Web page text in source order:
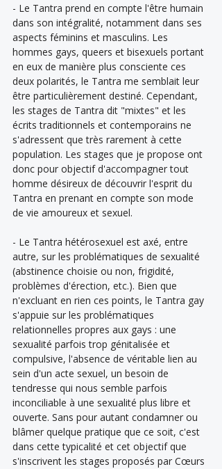
- Le Tantra prend en compte l'être humain
dans son intégralité, notamment dans ses
aspects féminins et masculins. Les
hommes gays, queers et bisexuels portant
en eux de manière plus consciente ces
deux polarités, le Tantra me semblait leur
être particulièrement destiné. Cependant,
les stages de Tantra dit "mixtes" et les
écrits traditionnels et contemporains ne
s'adressent que très rarement à cette
population. Les stages que je propose ont
donc pour objectif d'accompagner tout
homme désireux de découvrir l'esprit du
Tantra en prenant en compte son mode
de vie amoureux et sexuel.
- Le Tantra hétérosexuel est axé, entre
autre, sur les problématiques de sexualité
(abstinence choisie ou non, frigidité,
problèmes d'érection, etc.). Bien que
n'excluant en rien ces points, le Tantra gay
s'appuie sur les problématiques
relationnelles propres aux gays : une
sexualité parfois trop génitalisée et
compulsive, l'absence de véritable lien au
sein d'un acte sexuel, un besoin de
tendresse qui nous semble parfois
inconciliable à une sexualité plus libre et
ouverte. Sans pour autant condamner ou
blâmer quelque pratique que ce soit, c'est
dans cette typicalité et cet objectif que
s'inscrivent les stages proposés par Cœurs